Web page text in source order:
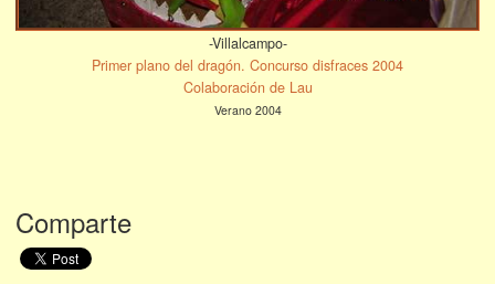
-Villalcampo-
Primer plano del dragón. Concurso disfraces 2004
Colaboración de Lau
Verano 2004
Comparte